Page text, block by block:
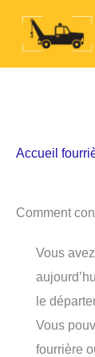
Accueil
Comment
Vous
le
Vous
fourrière